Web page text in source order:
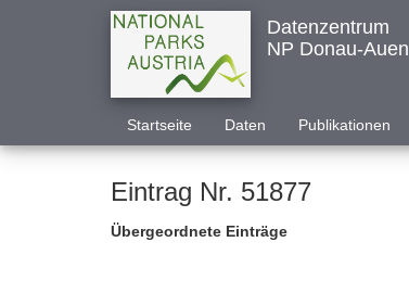
Datenzentrum
NP Donau-Auen
Startseite Daten Publikationen
Eintrag Nr. 51877
Übergeordnete Einträge